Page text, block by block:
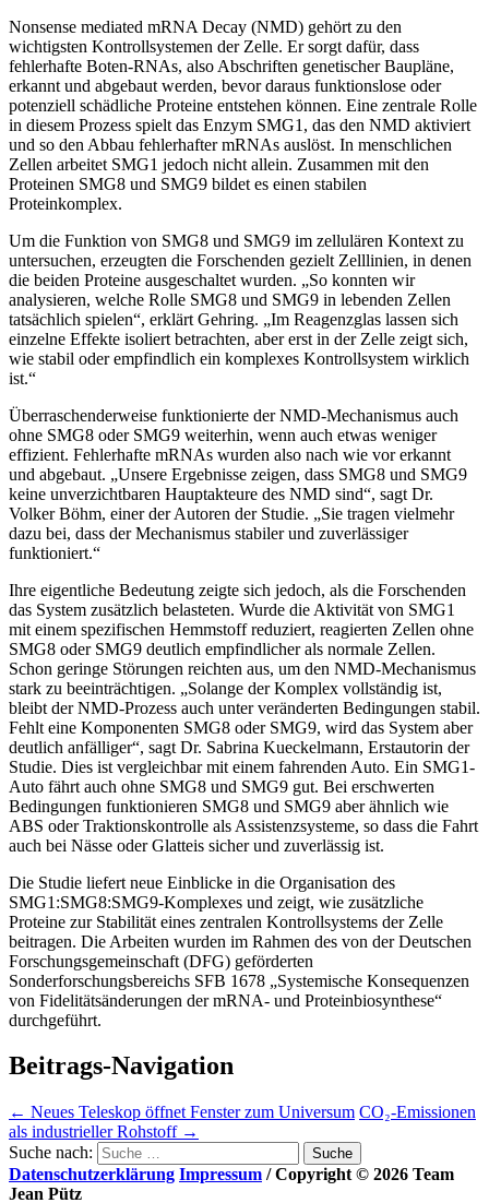
Nonsense mediated mRNA Decay (NMD) gehört zu den
wichtigsten Kontrollsystemen der Zelle. Er sorgt dafür, dass
fehlerhafte Boten-RNAs, also Abschriften genetischer Baupläne,
erkannt und abgebaut werden, bevor daraus funktionslose oder
potenziell schädliche Proteine entstehen können. Eine zentrale Rolle
in diesem Prozess spielt das Enzym SMG1, das den NMD aktiviert
und so den Abbau fehlerhafter mRNAs auslöst. In menschlichen
Zellen arbeitet SMG1 jedoch nicht allein. Zusammen mit den
Proteinen SMG8 und SMG9 bildet es einen stabilen
Proteinkomplex.
Um die Funktion von SMG8 und SMG9 im zellulären Kontext zu
untersuchen, erzeugten die Forschenden gezielt Zelllinien, in denen
die beiden Proteine ausgeschaltet wurden. „So konnten wir
analysieren, welche Rolle SMG8 und SMG9 in lebenden Zellen
tatsächlich spielen“, erklärt Gehring. „Im Reagenzglas lassen sich
einzelne Effekte isoliert betrachten, aber erst in der Zelle zeigt sich,
wie stabil oder empfindlich ein komplexes Kontrollsystem wirklich
ist.“
Überraschenderweise funktionierte der NMD-Mechanismus auch
ohne SMG8 oder SMG9 weiterhin, wenn auch etwas weniger
effizient. Fehlerhafte mRNAs wurden also nach wie vor erkannt
und abgebaut. „Unsere Ergebnisse zeigen, dass SMG8 und SMG9
keine unverzichtbaren Hauptakteure des NMD sind“, sagt Dr.
Volker Böhm, einer der Autoren der Studie. „Sie tragen vielmehr
dazu bei, dass der Mechanismus stabiler und zuverlässiger
funktioniert.“
Ihre eigentliche Bedeutung zeigte sich jedoch, als die Forschenden
das System zusätzlich belasteten. Wurde die Aktivität von SMG1
mit einem spezifischen Hemmstoff reduziert, reagierten Zellen ohne
SMG8 oder SMG9 deutlich empfindlicher als normale Zellen.
Schon geringe Störungen reichten aus, um den NMD-Mechanismus
stark zu beeinträchtigen. „Solange der Komplex vollständig ist,
bleibt der NMD-Prozess auch unter veränderten Bedingungen stabil.
Fehlt eine Komponenten SMG8 oder SMG9, wird das System aber
deutlich anfälliger“, sagt Dr. Sabrina Kueckelmann, Erstautorin der
Studie. Dies ist vergleichbar mit einem fahrenden Auto. Ein SMG1-
Auto fährt auch ohne SMG8 und SMG9 gut. Bei erschwerten
Bedingungen funktionieren SMG8 und SMG9 aber ähnlich wie
ABS oder Traktionskontrolle als Assistenzsysteme, so dass die Fahrt
auch bei Nässe oder Glatteis sicher und zuverlässig ist.
Die Studie liefert neue Einblicke in die Organisation des
SMG1:SMG8:SMG9-Komplexes und zeigt, wie zusätzliche
Proteine zur Stabilität eines zentralen Kontrollsystems der Zelle
beitragen. Die Arbeiten wurden im Rahmen des von der Deutschen
Forschungsgemeinschaft (DFG) geförderten
Sonderforschungsbereichs SFB 1678 „Systemische Konsequenzen
von Fidelitätsänderungen der mRNA- und Proteinbiosynthese“
durchgeführt.
Beitrags-Navigation
← Neues Teleskop öffnet Fenster zum Universum CO₂-Emissionen
als industrieller Rohstoff →
Suche nach:
Datenschutzerklärung Impressum / Copyright © 2026 Team
Jean Pütz